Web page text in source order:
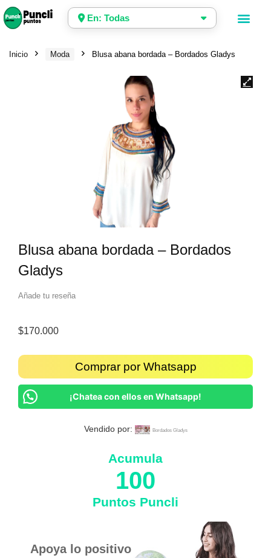
En: Todas
Inicio Moda Blusa abana bordada – Bordados Gladys
Blusa abana bordada – Bordados
Gladys
Añade tu reseña
$170.000
Comprar por Whatsapp
¡Chatea con ellos en Whatsapp!
Vendido por: Bordados Gladys
Acumula
100
Puntos Puncli
Apoya lo positivo